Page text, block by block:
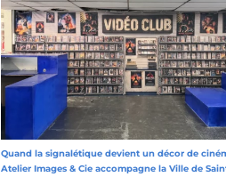
Quand la signalétique devient un décor de
Atelier Images & Cie accompagne la Ville de